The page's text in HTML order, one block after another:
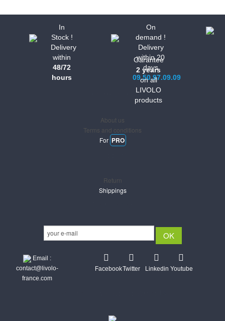
In
Stock !
Delivery
within
48/72
hours
On
demand !
Delivery
within 20
days
09.50.97.09.09
Garantee
2 years
on all
LIVOLO
products
About us
Terms and conditions
For PRO
Return
Shippings
Email :
contact@livolo-
france.com
FacebookTwitter Linkedin Youtube